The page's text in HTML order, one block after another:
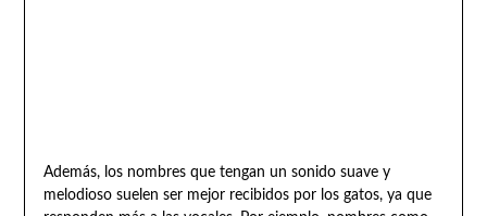
Además, los nombres que tengan un sonido suave y
melodioso suelen ser mejor recibidos por los gatos, ya que